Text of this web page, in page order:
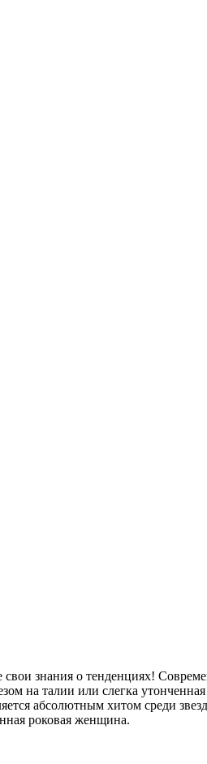
знания о тенденциях!
на талии или слегка
абсолютным хитом среди
роковая женщина.